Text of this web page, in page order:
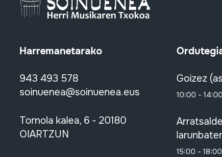
Harremanetarako
943 493 578
soinuenea@soinuenea.eus
Tornola kalea, 6 - 20180
OIARTZUN
Goizez
10:00 - 14:00
15:00 - 18:00